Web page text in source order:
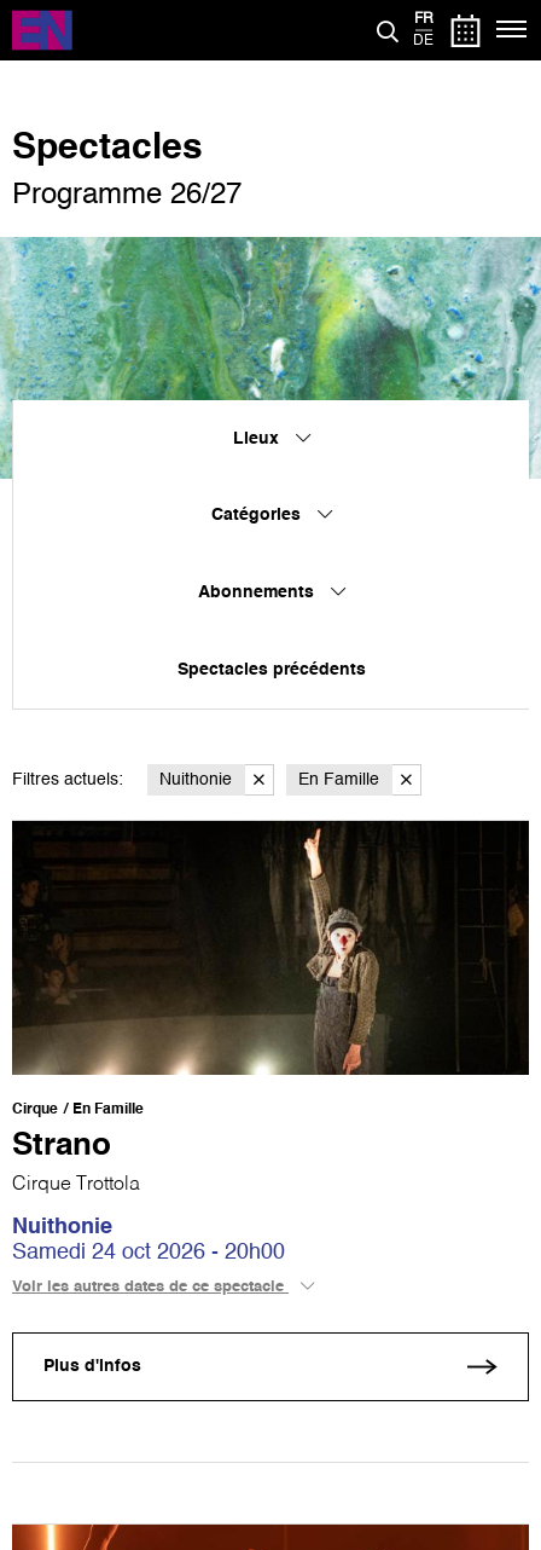
Aller
contenu
FR
DE
Spectacles
Programme 26/27
Lieux
Catégories
Abonnements
Spectacles précédents
Filtres actuels: Nuithonie En Famille
Cirque En Famille
Strano
Cirque Trottola
Nuithonie
Samedi 24 oct 2026 - 20h00
Voir les autres dates de ce spectacle
Plus d'infos